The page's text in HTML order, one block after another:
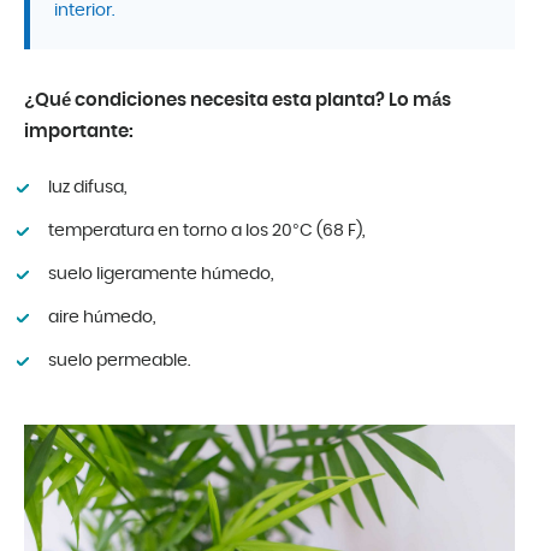
interior.
¿Qué condiciones necesita esta planta? Lo más
importante:
luz difusa,
temperatura en torno a los 20°C (68 F),
suelo ligeramente húmedo,
aire húmedo,
suelo permeable.